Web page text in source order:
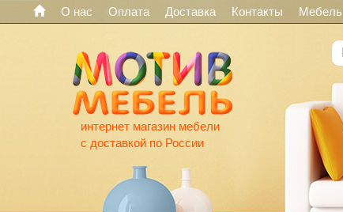
О нас Оплата Доставка Контакты Мебель
интернет магазин мебели
с доставкой по России